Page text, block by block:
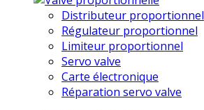
Distributeur proportionnel
Régulateur proportionnel
Limiteur proportionnel
Servo valve
Carte électronique
Réparation servo valve